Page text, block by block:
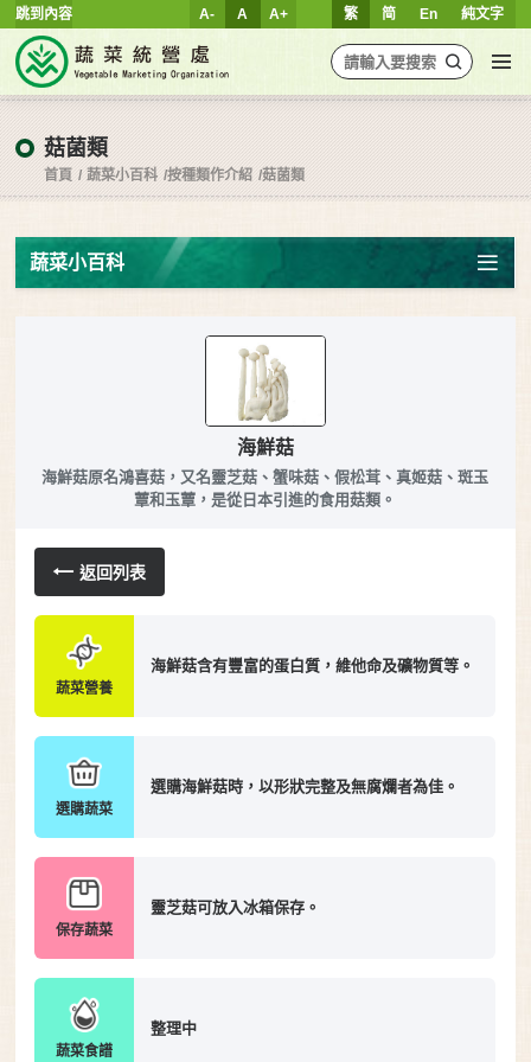
跳到內容 繁 简 En 純文字
A- A A+
菇菌類
首頁 蔬菜小百科 按種類作介紹 菇菌類
蔬菜小百科
海鮮菇
海鮮菇原名鴻喜菇，又名靈芝菇、蟹味菇、假松茸、真姬菇、斑玉
蕈和玉蕈，是從日本引進的食用菇類。
返回列表
蔬菜營養
海鮮菇含有豐富的蛋白質，維他命及礦物質等。
選購蔬菜
選購海鮮菇時，以形狀完整及無腐爛者為佳。
保存蔬菜
靈芝菇可放入冰箱保存。
蔬菜食譜
整理中